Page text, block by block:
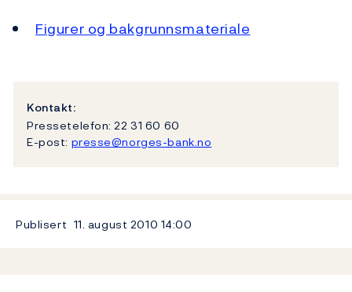
Figurer og bakgrunnsmateriale
Kontakt:
Pressetelefon: 22 31 60 60
E-post: presse@norges-bank.no
Publisert 11. august 2010 14:00